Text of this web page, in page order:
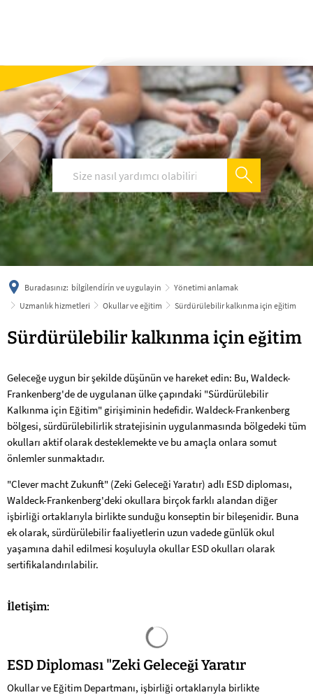
deutsch
Buradasınız: bi̇lgi̇lendi̇ri̇n ve uygulayin
Yönetimi anlamak
Uzmanlık hizmetleri
Okullar ve eğitim Sürdürülebilir kalkınma için eğitim
Sürdürülebilir
için
eğitim
Sürdürülebilir kalkınma için eğitim
Geleceğe uygun bir şekilde düşünün ve hareket edin: Bu, Waldeck-
Frankenberg'de de uygulanan ülke çapındaki "Sürdürülebilir
Kalkınma için Eğitim" girişiminin hedefidir. Waldeck-Frankenberg
bölgesi, sürdürülebilirlik stratejisinin uygulanmasında bölgedeki tüm
okulları aktif olarak desteklemekte ve bu amaçla onlara somut
önlemler sunmaktadır.
"Clever macht Zukunft" (Zeki Geleceği Yaratır) adlı ESD diploması,
Waldeck-Frankenberg'deki okullara birçok farklı alandan diğer
işbirliği ortaklarıyla birlikte sunduğu konseptin bir bileşenidir. Buna
ek olarak, sürdürülebilir faaliyetlerin uzun vadede günlük okul
yaşamına dahil edilmesi koşuluyla okullar ESD okulları olarak
sertifikalandırılabilir.
İletişim:
ESD Diploması "Zeki Geleceği Yaratır
Okullar ve Eğitim Departmanı, işbirliği ortaklarıyla birlikte